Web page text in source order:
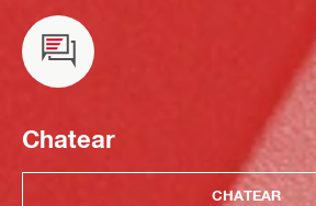
Chatear
CHATEAR